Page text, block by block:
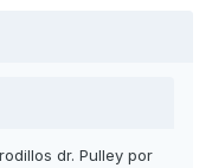
dr. Pulley por